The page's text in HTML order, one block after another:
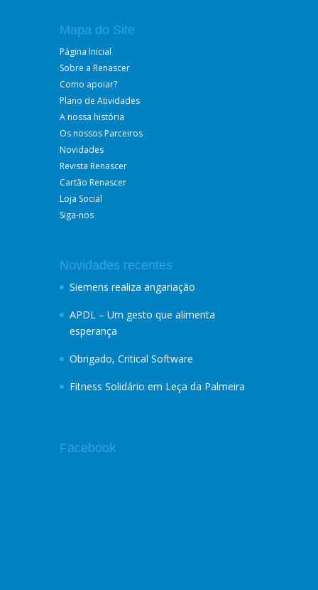
Mapa do Site
Página Inicial
Sobre a Renascer
Como apoiar?
Plano de Atividades
A nossa história
Os nossos Parceiros
Novidades
Revista Renascer
Cartão Renascer
Loja Social
Siga-nos
Novidades recentes
Siemens realiza angariação
APDL – Um gesto que alimenta
esperança
Obrigado, Critical Software
Fitness Solidário em Leça da Palmeira
Facebook